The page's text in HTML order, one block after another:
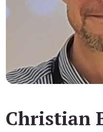
Christian